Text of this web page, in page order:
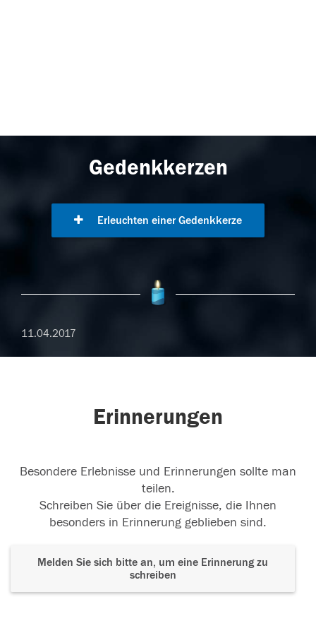
Gedenkkerzen
Erleuchten einer Gedenkkerze
11.04.2017
Erinnerungen
Besondere Erlebnisse und Erinnerungen sollte man
teilen.
Schreiben Sie über die Ereignisse, die Ihnen
besonders in Erinnerung geblieben sind.
Melden Sie sich bitte an, um eine Erinnerung zu
schreiben